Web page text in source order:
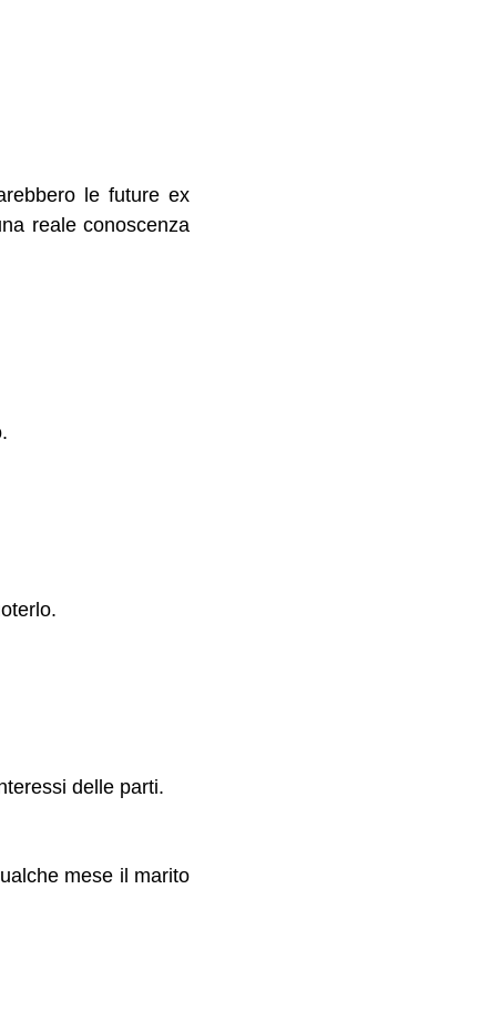
le future ex
reale conoscenza
delle parti.
mese il marito